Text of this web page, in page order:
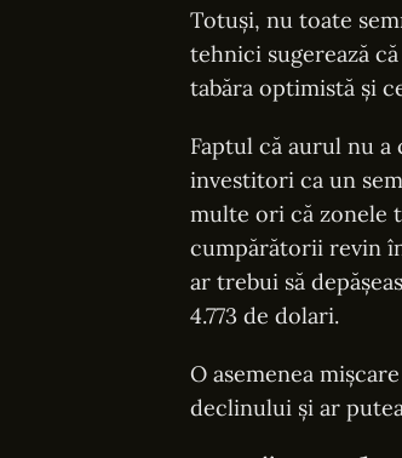
Totuși, nu toate
tehnici sugerează
tabăra optimistă și
Faptul că aurul nu
investitori ca un
multe ori că zonele
cumpărătorii revin
ar trebui să
4.773 de dolari.
O asemenea
declinului și ar